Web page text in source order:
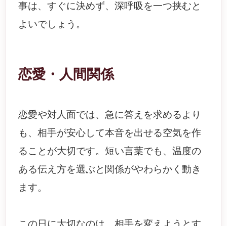
事は、すぐに決めず、深呼吸を一つ挟むと
よいでしょう。
恋愛・人間関係
恋愛や対人面では、急に答えを求めるより
も、相手が安心して本音を出せる空気を作
ることが大切です。短い言葉でも、温度の
ある伝え方を選ぶと関係がやわらかく動き
ます。
この日に大切なのは、相手を変えようとす